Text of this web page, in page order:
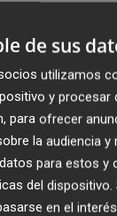
el campeón
como Pau
ha estado su
el humorista
Golf
García,
que
de sus
utilizamos
y procesar
para ofrecer
la audiencia y
para estos y
del
en el